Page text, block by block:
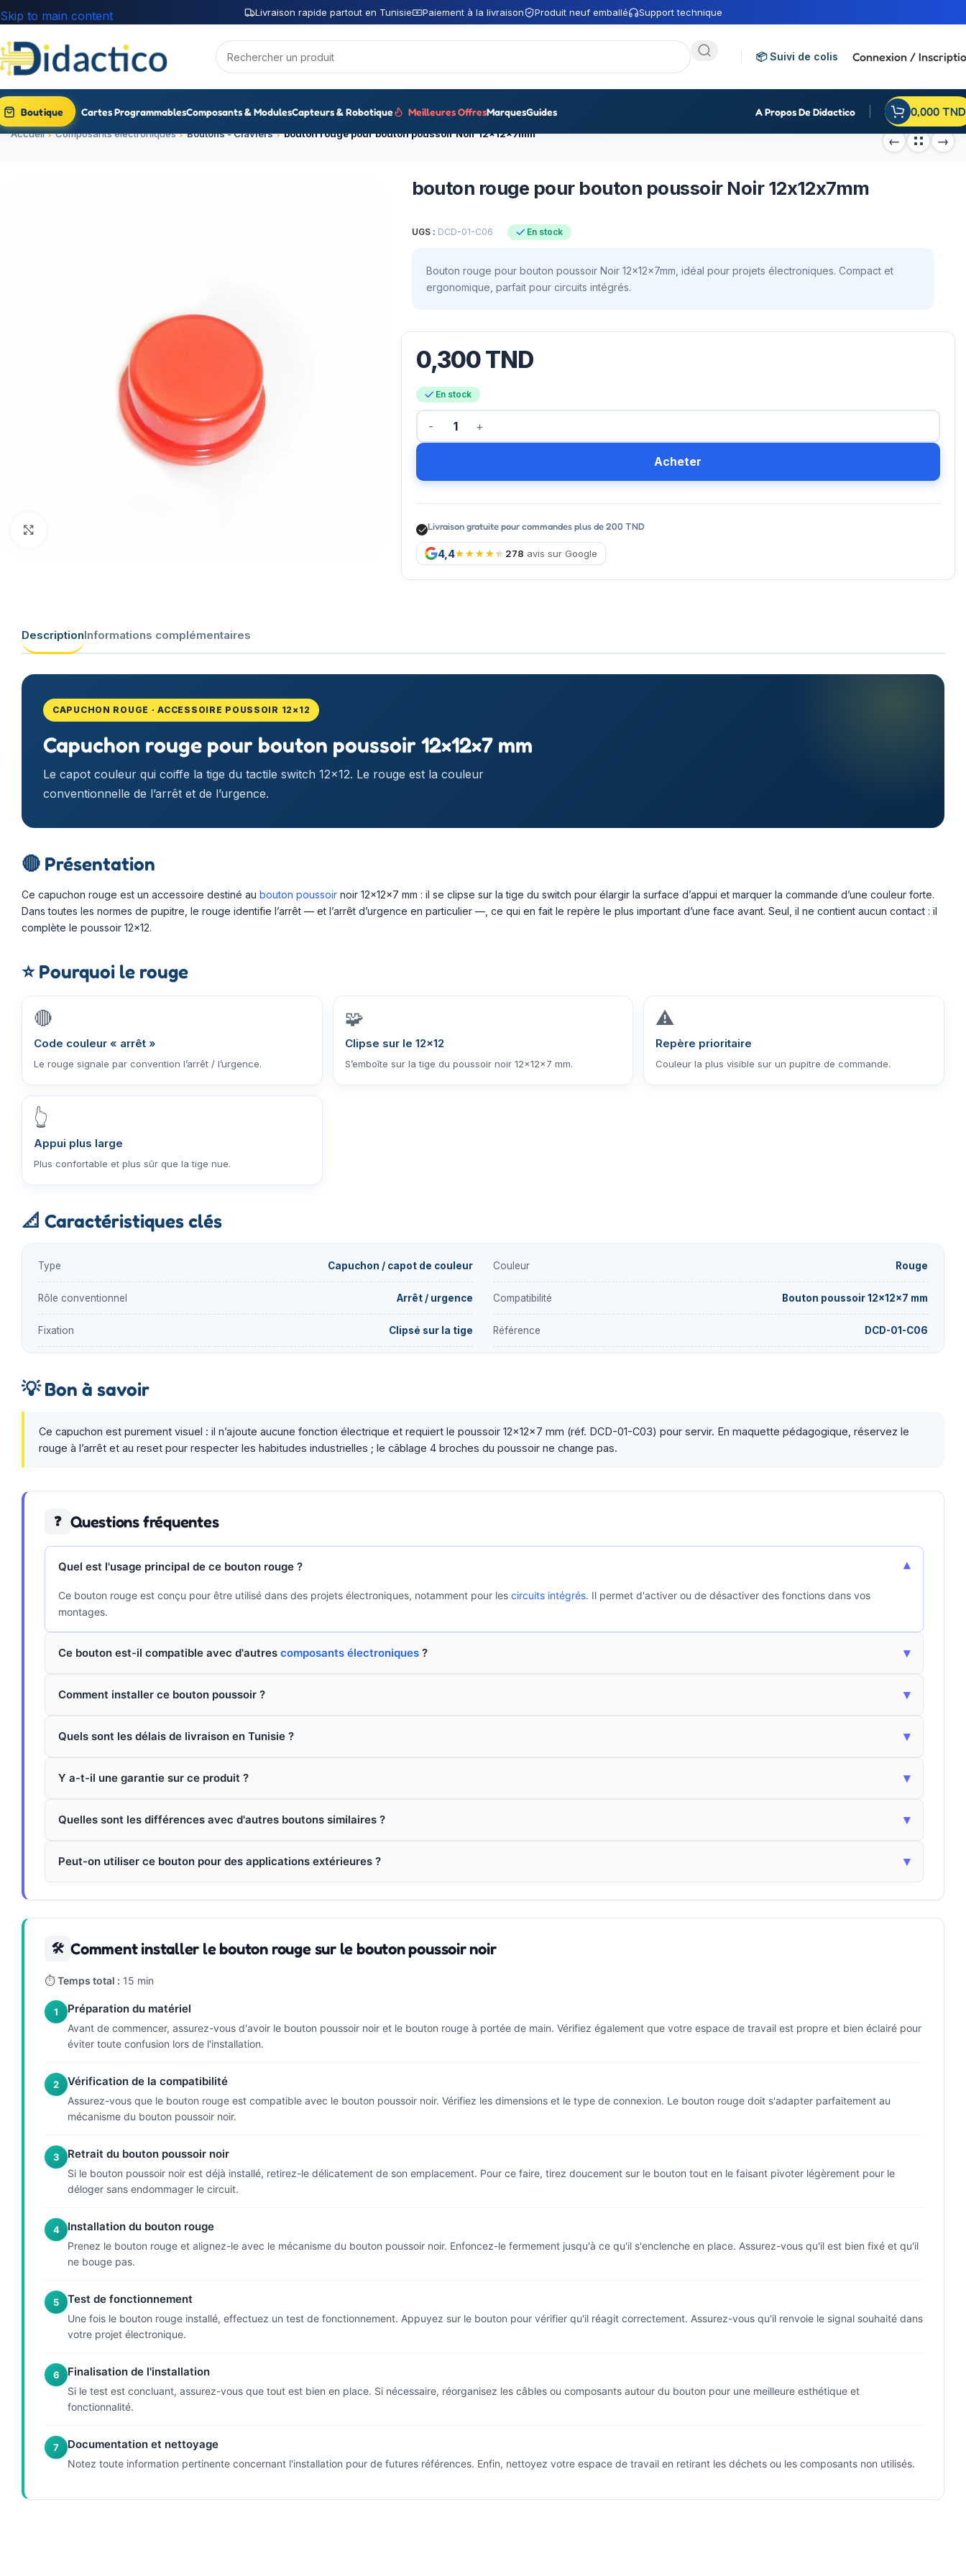
Livraison rapide partout en Tunisie Paiement à la livraison Produit neuf emballé Support technique
Skip to main content
📦 Suivi de colis Connexion /
Boutique Cartes ProgrammablesComposants & ModulesCapteurs & Robotique Meilleures OffresMarquesGuides A Propos De Didactico 0,000 TND
Accueil Composants électroniques Boutons - Claviers bouton rouge pour bouton poussoir Noir 12x12x7mm
bouton rouge pour bouton poussoir Noir 12x12x7mm
UGS : DCD-01-C06 En stock
Bouton rouge pour bouton poussoir Noir 12x12x7mm, idéal pour projets électroniques. Compact et
ergonomique, parfait pour circuits intégrés.
0,300TND
En stock
Acheter
Livraison gratuite pour commandes plus de 200 TND
4,4 278 avis sur Google
DescriptionInformations complémentaires
CAPUCHON ROUGE · ACCESSOIRE POUSSOIR 12×12
Capuchon rouge pour bouton poussoir 12×12×7 mm
Le capot couleur qui coiffe la tige du tactile switch 12×12. Le rouge est la couleur
conventionnelle de l’arrêt et de l’urgence.
🔴 Présentation
Ce capuchon rouge est un accessoire destiné au bouton poussoir noir 12×12×7 mm : il se clipse sur la tige du switch pour élargir la surface d’appui et marquer la commande d’une couleur forte.
Dans toutes les normes de pupitre, le rouge identifie l’arrêt — et l’arrêt d’urgence en particulier —, ce qui en fait le repère le plus important d’une face avant. Seul, il ne contient aucun contact : il
complète le poussoir 12×12.
⭐Pourquoi le rouge
🔴
Code couleur « arrêt »
Le rouge signale par convention l’arrêt / l’urgence.
🧩
Clipse sur le 12×12
S’emboîte sur la tige du poussoir noir 12×12×7 mm.
⚠️
Repère prioritaire
Couleur la plus visible sur un pupitre de commande.
👆
Appui plus large
Plus confortable et plus sûr que la tige nue.
📐 Caractéristiques clés
Type Capuchon / capot de couleur Couleur Rouge
Rôle conventionnel Arrêt / urgence Compatibilité Bouton poussoir 12×12×7 mm
Fixation Clipsé sur la tige Référence DCD-01-C06
💡Bon à savoir
Ce capuchon est purement visuel : il n’ajoute aucune fonction électrique et requiert le poussoir 12×12×7 mm (réf. DCD-01-C03) pour servir. En maquette pédagogique, réservez le
rouge à l’arrêt et au reset pour respecter les habitudes industrielles ; le câblage 4 broches du poussoir ne change pas.
❓ Questions fréquentes
Quel est l'usage principal de ce bouton rouge ? ▾
Ce bouton rouge est conçu pour être utilisé dans des projets électroniques, notamment pour les circuits intégrés. Il permet d'activer ou de désactiver des fonctions dans vos
montages.
Ce bouton est-il compatible avec d'autres composants électroniques ? ▾
Comment installer ce bouton poussoir ? ▾
Quels sont les délais de livraison en Tunisie ? ▾
Y a-t-il une garantie sur ce produit ? ▾
Quelles sont les différences avec d'autres boutons similaires ? ▾
Peut-on utiliser ce bouton pour des applications extérieures ? ▾
🛠 Comment installer le bouton rouge sur le bouton poussoir noir
⏱Temps total : 15 min
1 Préparation du matériel
Avant de commencer, assurez-vous d'avoir le bouton poussoir noir et le bouton rouge à portée de main. Vérifiez également que votre espace de travail est propre et bien éclairé pour
éviter toute confusion lors de l'installation.
2 Vérification de la compatibilité
Assurez-vous que le bouton rouge est compatible avec le bouton poussoir noir. Vérifiez les dimensions et le type de connexion. Le bouton rouge doit s'adapter parfaitement au
mécanisme du bouton poussoir noir.
3 Retrait du bouton poussoir noir
Si le bouton poussoir noir est déjà installé, retirez-le délicatement de son emplacement. Pour ce faire, tirez doucement sur le bouton tout en le faisant pivoter légèrement pour le
déloger sans endommager le circuit.
4 Installation du bouton rouge
Prenez le bouton rouge et alignez-le avec le mécanisme du bouton poussoir noir. Enfoncez-le fermement jusqu'à ce qu'il s'enclenche en place. Assurez-vous qu'il est bien fixé et qu'il
ne bouge pas.
5 Test de fonctionnement
Une fois le bouton rouge installé, effectuez un test de fonctionnement. Appuyez sur le bouton pour vérifier qu'il réagit correctement. Assurez-vous qu'il renvoie le signal souhaité dans
votre projet électronique.
6 Finalisation de l'installation
Si le test est concluant, assurez-vous que tout est bien en place. Si nécessaire, réorganisez les câbles ou composants autour du bouton pour une meilleure esthétique et
fonctionnalité.
7 Documentation et nettoyage
Notez toute information pertinente concernant l'installation pour de futures références. Enfin, nettoyez votre espace de travail en retirant les déchets ou les composants non utilisés.